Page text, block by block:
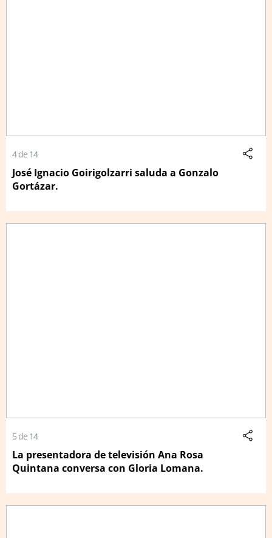
4 de 14
José Ignacio Goirigolzarri saluda a Gonzalo
Gortázar.
5 de 14
La presentadora de televisión Ana Rosa
Quintana conversa con Gloria Lomana.